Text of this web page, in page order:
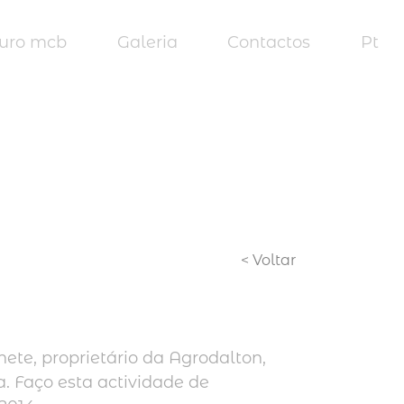
mcb Galeria Contactos Pt
< Voltar
proprietário da Agrodalton,
Faço esta actividade de